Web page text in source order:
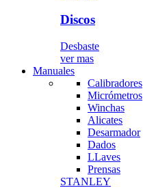
Discos
Desbaste
ver mas
Manuales
Calibradores
Micrómetros
Winchas
Alicates
Desarmador
Dados
LLaves
Prensas
STANLEY